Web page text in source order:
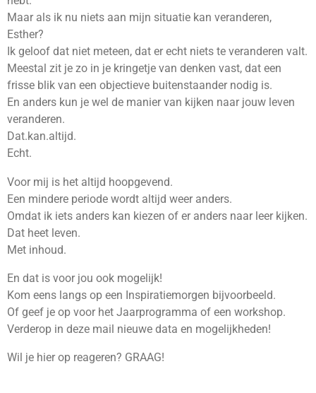
Maar als ik nu niets aan mijn situatie kan veranderen,
Esther?
Ik geloof dat niet meteen, dat er echt niets te veranderen valt.
Meestal zit je zo in je kringetje van denken vast, dat een
frisse blik van een objectieve buitenstaander nodig is.
En anders kun je wel de manier van kijken naar jouw leven
veranderen.
Dat.kan.altijd.
Echt.
Voor mij is het altijd hoopgevend.
Een mindere periode wordt altijd weer anders.
Omdat ik iets anders kan kiezen of er anders naar leer kijken.
Dat heet leven.
Met inhoud.
En dat is voor jou ook mogelijk!
Kom eens langs op een Inspiratiemorgen bijvoorbeeld.
Of geef je op voor het Jaarprogramma of een workshop.
Verderop in deze mail nieuwe data en mogelijkheden!
Wil je hier op reageren? GRAAG!